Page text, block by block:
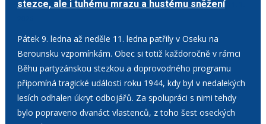
stezce, ale i tuhému mrazu a hustému sněžení
Pátek 9. ledna až neděle 11. ledna patřily v Oseku na
Berounsku vzpomínkám. Obec si totiž každoročně v rámci
Běhu partyzánskou stezkou a doprovodného programu
připomíná tragické události roku 1944, kdy byl v nedalekých
lesích odhalen úkryt odbojářů. Za spolupráci s nimi tehdy
bylo popraveno dvanáct vlastenců, z toho šest oseckých